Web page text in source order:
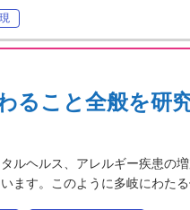
ること全般を研
ルヘルス、アレルギー疾患の
ます。このように多岐にわた